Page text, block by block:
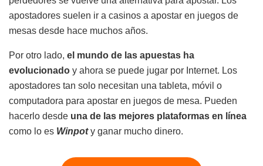
apostadores suelen ir a casinos a apostar en juegos de
mesas desde hace muchos años.
Por otro lado, el mundo de las apuestas ha
evolucionado y ahora se puede jugar por Internet. Los
apostadores tan solo necesitan una tableta, móvil o
computadora para apostar en juegos de mesa. Pueden
hacerlo desde una de las mejores plataformas en línea
como lo es Winpoty ganar mucho dinero.